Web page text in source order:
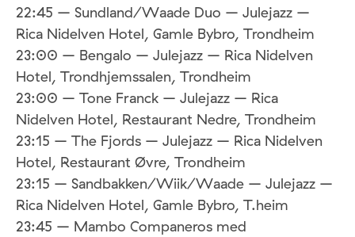
22:45 – Sundland/Waade Duo – Julejazz –
Rica Nidelven Hotel, Gamle Bybro, Trondheim
23:00 – Bengalo – Julejazz – Rica Nidelven
Hotel, Trondhjemssalen, Trondheim
23:00 – Tone Franck – Julejazz – Rica
Nidelven Hotel, Restaurant Nedre, Trondheim
23:15 – The Fjords – Julejazz – Rica Nidelven
Hotel, Restaurant Øvre, Trondheim
23:15 – Sandbakken/Wiik/Waade – Julejazz –
Rica Nidelven Hotel, Gamle Bybro, T.heim
23:45 – Mambo Companeros med